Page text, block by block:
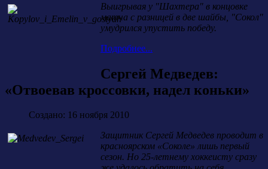
Выигрывая у "Шахтера" в концовке
матча с разницей в две шайбы, "Сокол"
умудрился упустить победу.
Подробнее...
Сергей Медведев:
«Отвоевав кроссовки, надел коньки»
Создано: 16 ноября 2010
Защитник Сергей Медведев проводит в
красноярском «Соколе» лишь первый
сезон. Но 25-летнему хоккеисту сразу